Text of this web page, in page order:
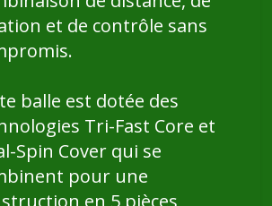
et de contrôle sans
balle est dotée des
Tri-Fast Core et
Spin Cover qui se
pour une